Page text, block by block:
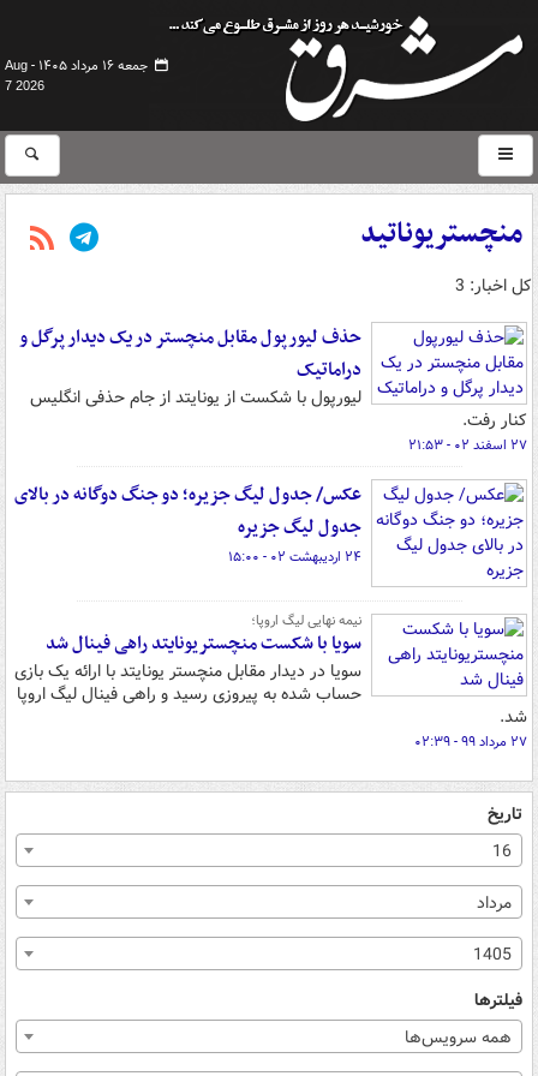
جمعه ۱۶ مرداد ۱۴۰۵ -
Aug
7 2026
منچستریوناتید
کل اخبار: 3
حذف لیورپول مقابل منچستر در یک دیدار پرگل و
دراماتیک
لیورپول با شکست از یونایتد از جام حذفی انگلیس
کنار رفت.
۲۷ اسفند ۰۲ - ۲۱:۵۳
عکس/ جدول لیگ جزیره؛ دو جنگ دوگانه در بالای
جدول لیگ جزیره
۲۴ اردیبهشت ۰۲ - ۱۵:۰۰
نیمه نهایی لیگ اروپا؛
سویا با شکست منچستریونایتد راهی فینال شد
سویا در دیدار مقابل منچستر یونایتد با ارائه یک بازی
حساب شده به پیروزی رسید و راهی فینال لیگ اروپا
شد.
۲۷ مرداد ۹۹ - ۰۲:۳۹
تاریخ
16
مرداد
1405
فیلترها
همه سرویس‌ها